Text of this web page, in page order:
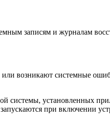
записям и журналам
возникают системные
системы, установленных
при включении